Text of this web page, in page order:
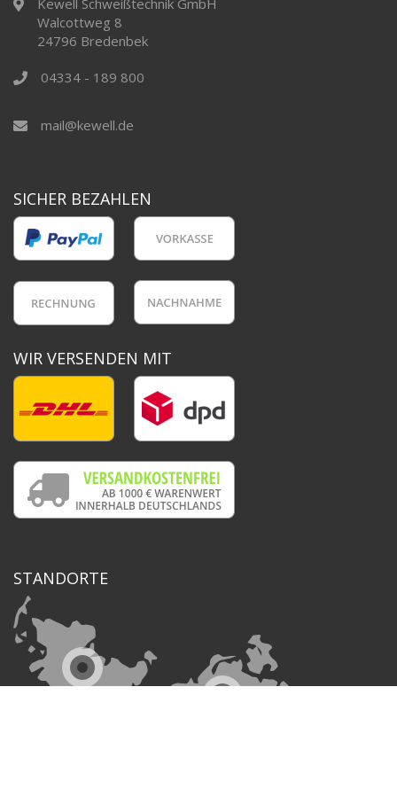
Kewell Schweißtechnik GmbH
Walcottweg 8
24796 Bredenbek
04334 - 189 800
mail@kewell.de
SICHER BEZAHLEN
WIR VERSENDEN MIT
STANDORTE